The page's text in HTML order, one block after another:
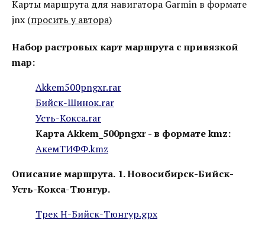
Карты маршрута для навигатора Garmin в формате
jnx (просить у автора)
Набор растровых карт маршрута с привязкой
map:
Akkem500pngxr.rar
Бийск-Шинок.rar
Усть-Кокса.rar
Карта Akkem_500pngxr - в формате kmz:
АкемТИФФ.kmz
Описание маршрута. 1. Новосибирск-Бийск-
Усть-Кокса-Тюнгур.
Трек Н-Бийск-Тюнгур.gpx